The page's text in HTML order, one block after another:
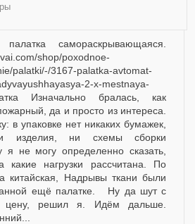
shop/poxodnoe-
palatki/-/3167-palatka-avtomat-
2-x-mestnaya-
Изначально бралась, как
да и просто из интереса.
в упаковке нет никаких бумажек,
изделия, ни схемы сборки
я не могу определенно сказать,
нагрузки рассчитана. По
китайская, Надрывы ткани были
ещё палатке. Ну да шут с
цену, решил я. Идём дальше.